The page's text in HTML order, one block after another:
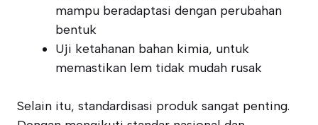
mampu beradaptasi dengan perubahan
bentuk
Uji ketahanan bahan kimia, untuk
memastikan lem tidak mudah rusak
Selain itu, standardisasi produk sangat penting.